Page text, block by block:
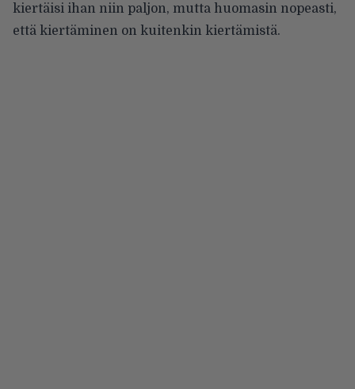
kiertäisi ihan niin paljon, mutta huomasin nopeasti,
että kiertäminen on kuitenkin kiertämistä.